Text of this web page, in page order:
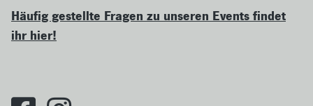
Häufig gestellte Fragen zu unseren Events findet
ihr hier!